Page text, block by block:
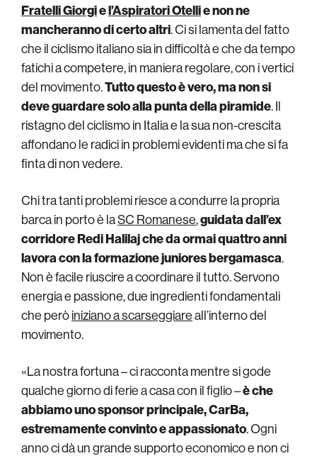
Fratelli Giorgiel’Aspiratori Otellie non ne
mancheranno di certo altri. Ci si lamenta del fatto
che il ciclismo italiano sia in difficoltà e che da tempo
fatichi a competere, in maniera regolare, con i vertici
del movimento.Tutto questo è vero, ma non si
deve guardare solo alla punta della piramide. Il
ristagno del ciclismo in Italia e la sua non-crescita
affondano le radici in problemi evidenti ma che si fa
finta di non vedere.
Chi tra tanti problemi riesce a condurre la propria
barca in porto è laSC Romanese,guidata dall’ex
corridore Redi Halilaj che da ormai quattro anni
lavora con la formazione juniores bergamasca.
Non è facile riuscire a coordinare il tutto. Servono
energia e passione, due ingredienti fondamentali
che peròiniziano a scarseggiareall’interno del
movimento.
«La nostra fortuna – ci racconta mentre si gode
qualche giorno di ferie a casa con il figlio –è che
abbiamo uno sponsor principale, CarBa,
estremamente convinto e appassionato. Ogni
anno ci dà un grande supporto economico e non ci